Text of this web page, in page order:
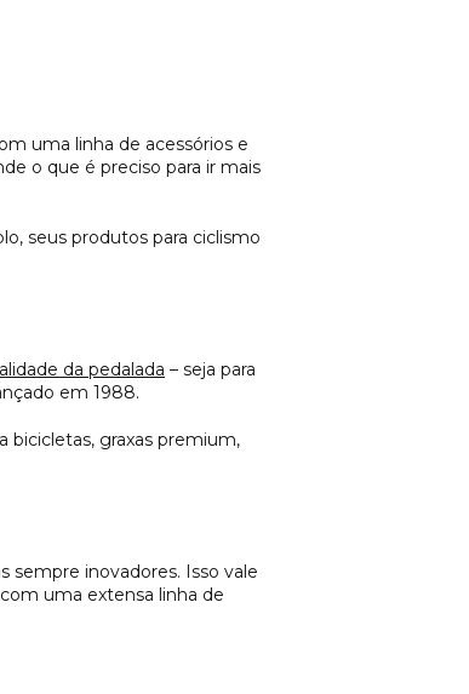
uma linha de acessórios e
o que é preciso para ir mais
seus produtos para ciclismo
da pedalada – seja para
em 1988.
bicicletas, graxas premium,
sempre inovadores. Isso vale
uma extensa linha de